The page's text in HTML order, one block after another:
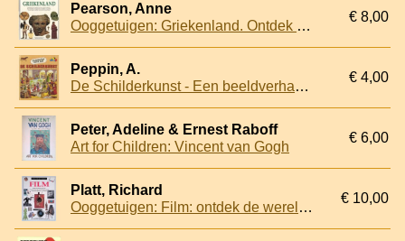
Pearson, Anne
Ooggetuigen: Griekenland. Ontdek de wereld van de oude Grieken - hun myhte en legenden, helden en goden, en de rijke erfenis van hun beschaving
€ 8,00
Peppin, A.
De Schilderkunst - Een beeldverhaal voor de jeugd
€ 4,00
Peter, Adeline & Ernest Raboff
Art for Children: Vincent van Gogh
€ 6,00
Platt, Richard
Ooggetuigen: Film: ontdek de wereld van de film - de geschiedenis, de ontwikkeling, de genres, de speciale effecten en . . . de sterren
€ 10,00